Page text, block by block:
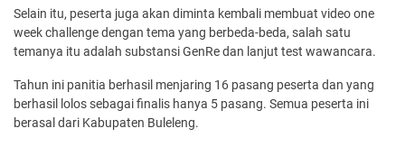
Selain itu, peserta juga akan diminta kembali membuat video one
week challenge dengan tema yang berbeda-beda, salah satu
temanya itu adalah substansi GenRe dan lanjut test wawancara.
Tahun ini panitia berhasil menjaring 16 pasang peserta dan yang
berhasil lolos sebagai finalis hanya 5 pasang. Semua peserta ini
berasal dari Kabupaten Buleleng.